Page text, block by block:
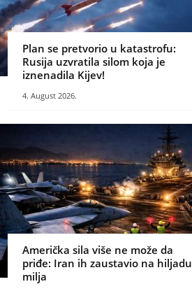
Plan se pretvorio u katastrofu:
Rusija uzvratila silom koja je
iznenadila Kijev!
4. August 2026.
Američka sila više ne može da
priđe: Iran ih zaustavio na hiljadu
milja